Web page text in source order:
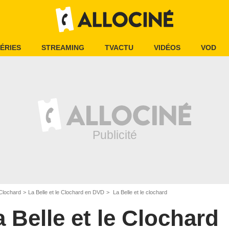
STREAMING TVACTU VIDÉOS VOD
La Belle et le Clochard en DVD La Belle et le clochard
Belle et le Clochard